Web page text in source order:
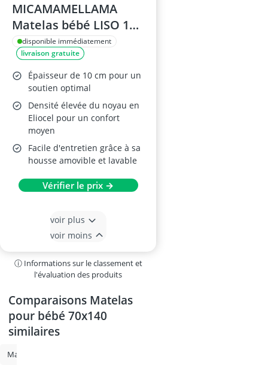
MICAMAMELLAMA
Matelas bébé LISO 10
Plus (70x140)
disponible immédiatement
livraison gratuite
Épaisseur de 10 cm pour un
soutien optimal
Densité élevée du noyau en
Eliocel pour un confort
moyen
Facile d'entretien grâce à sa
housse amovible et lavable
Vérifier le prix →
voir plus
voir moins
ⓘ Informations sur le classement et
l'évaluation des produits
Comparaisons Matelas
pour bébé 70x140
similaires
Matelas pour bébé